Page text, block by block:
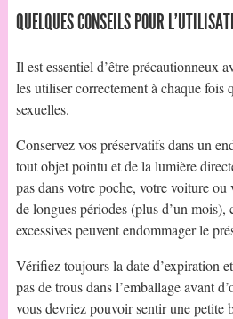
QUELQUES CONSEILS POUR
Il est essentiel d’être précautionneux
les utiliser correctement à chaque fois
sexuelles.
Conservez vos préservatifs dans un
tout objet pointu et de la lumière
pas dans votre poche, votre voiture
de longues périodes (plus d’un mois),
excessives peuvent endommager le
Vérifiez toujours la date d’expiration
pas de trous dans l’emballage avant
vous devriez pouvoir sentir une petite